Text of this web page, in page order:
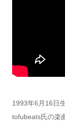
1993年6月16日
tofubeats氏の楽